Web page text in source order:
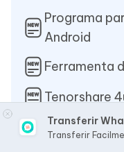
Programa
Android
Ferramenta
Tenorshare
Transferir
Transferir